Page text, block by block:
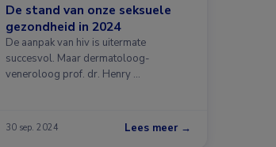
De stand van onze seksuele
gezondheid in 2024
De aanpak van hiv is uitermate
succesvol. Maar dermatoloog-
veneroloog prof. dr. Henry …
30 sep. 2024 Lees meer →